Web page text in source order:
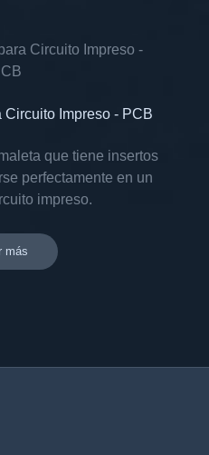
Circuito Impreso - PCB
que tiene insertos
perfectamente en un
impreso.
más